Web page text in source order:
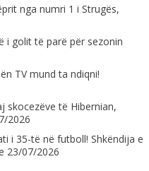
nga numri 1 i Strugës,
i golit të parë për sezonin
TV mund ta ndiqni!
skocezëve të Hibernian,
2026
i 35-të në futboll! Shkëndija e
23/07/2026